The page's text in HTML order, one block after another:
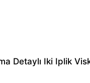
Detaylı Iki Iplik